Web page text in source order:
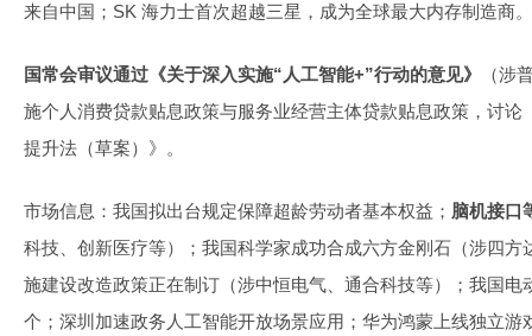
来自中国；SK 海力士首次超越三星，成为全球最大内存制造商。
国常会审议通过《关于深入实施“人工智能+”行动的意见》
（涉
施个人消费贷款贴息政策与服务业经营主体贷款贴息政策，讨
提升法（草案）》。
市场信息：我国拟出台规定保障超龄劳动者基本权益； 脑机接口
科技、创新医疗等）；我国科学家成功合成六方金刚石（涉四
施建设改造政策正在制订（涉中恒电气、通合科技等）；我国电
个；深圳加速政务人工智能开放场景应用；华为鸿蒙上线独立